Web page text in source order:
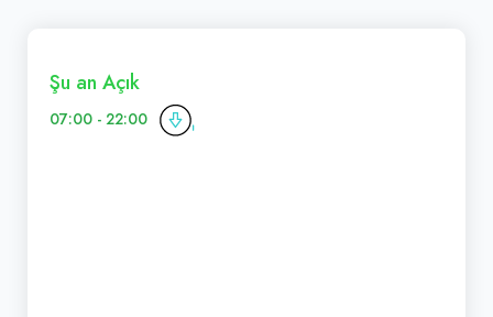
Şu an Açık
07:00 - 22:00